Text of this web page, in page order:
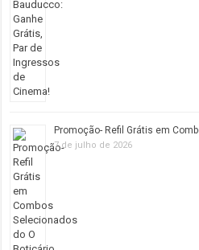
Promoção- Refil Grátis em
7 de julho de 2026